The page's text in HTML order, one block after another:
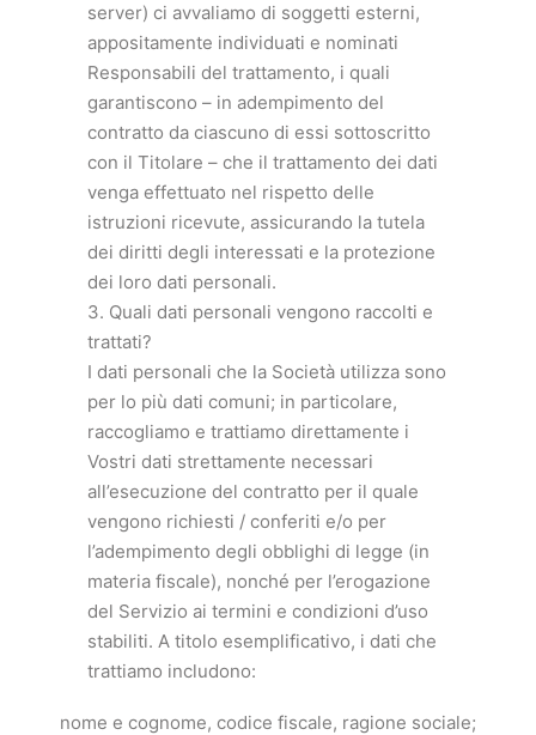
server) ci avvaliamo di soggetti esterni,
appositamente individuati e nominati
Responsabili del trattamento, i quali
garantiscono – in adempimento del
contratto da ciascuno di essi sottoscritto
con il Titolare – che il trattamento dei dati
venga effettuato nel rispetto delle
istruzioni ricevute, assicurando la tutela
dei diritti degli interessati e la protezione
dei loro dati personali.
3. Quali dati personali vengono raccolti e
trattati?
I dati personali che la Società utilizza sono
per lo più dati comuni; in particolare,
raccogliamo e trattiamo direttamente i
Vostri dati strettamente necessari
all’esecuzione del contratto per il quale
vengono richiesti / conferiti e/o per
l’adempimento degli obblighi di legge (in
materia fiscale), nonché per l’erogazione
del Servizio ai termini e condizioni d’uso
stabiliti. A titolo esemplificativo, i dati che
trattiamo includono:
nome e cognome, codice fiscale, ragione sociale;